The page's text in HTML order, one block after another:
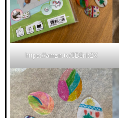
https://amzn.to/3D9nb2X